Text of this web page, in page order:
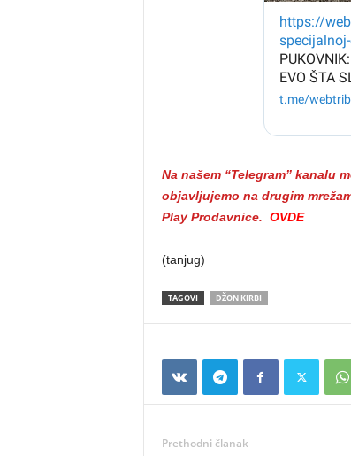
Na našem “Telegram” kanalu
objavljujemo na drugim
Play Prodavnice. OVDE
(tanjug)
TAGOVI DŽON KIRBI
Prethodni članak